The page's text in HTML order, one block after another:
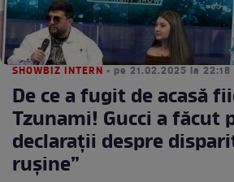
SHOWBIZ INTERN • pe 21.02.2025 la 22:18
De ce a fugit de acasă
Tzunami! Gucci a făcut
declarații despre
rușine”